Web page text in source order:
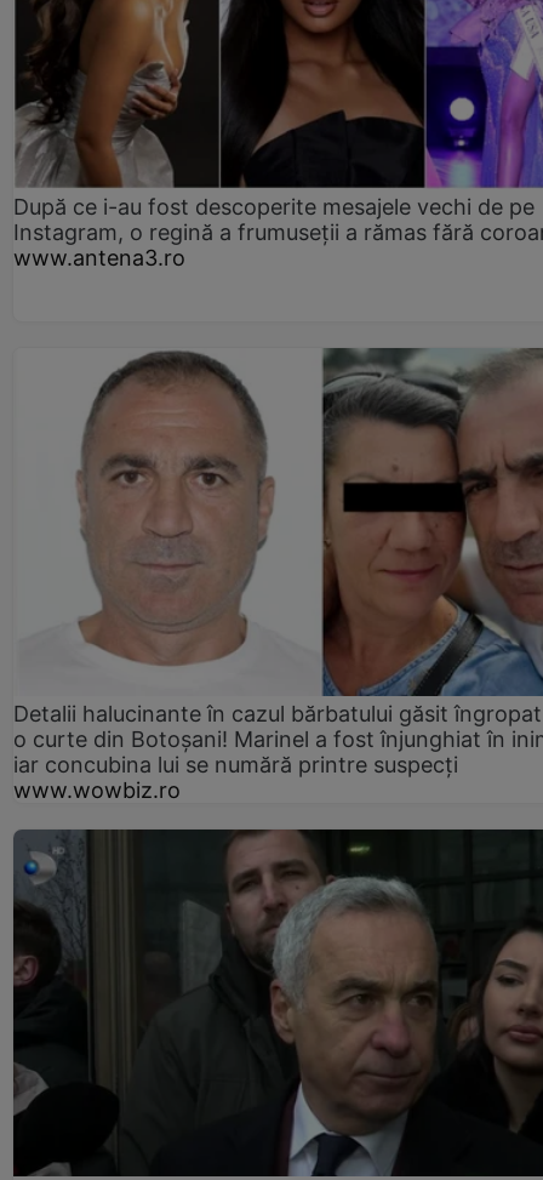
După ce i-au fost descoperite mesajele vechi de pe
Instagram, o regină a frumuseții a rămas fără
www.antena3.ro
Detalii halucinante în cazul bărbatului găsit
o curte din Botoșani! Marinel a fost înjunghiat în
iar concubina lui se numără printre suspecți
www.wowbiz.ro